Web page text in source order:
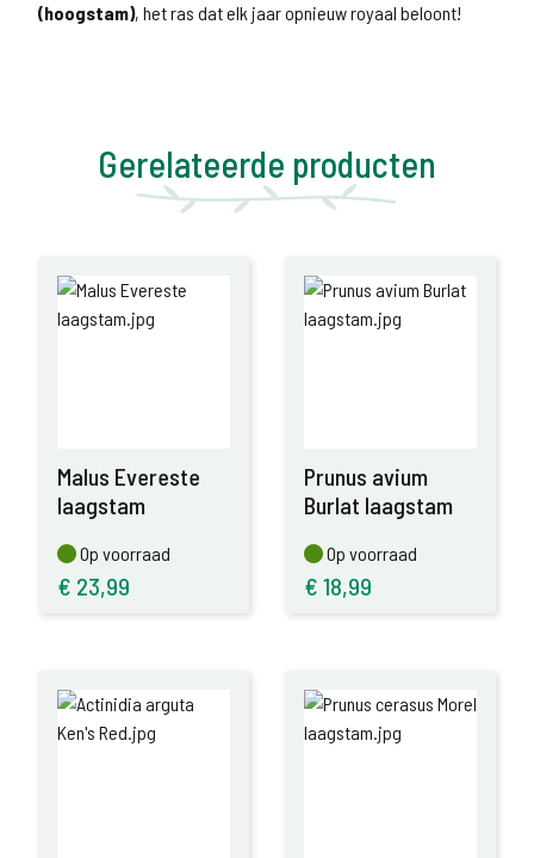
(hoogstam), het ras dat elk jaar opnieuw royaal beloont!
Gerelateerde producten
Malus Evereste
laagstam
Op voorraad
Op voorraad
€ 23,99
Prunus avium
Burlat laagstam
Op voorraad
Op voorraad
€ 18,99